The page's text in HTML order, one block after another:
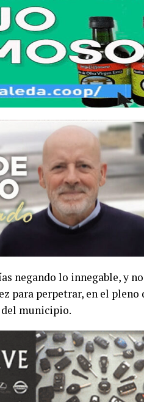
negando lo innegable, y
para perpetrar, en el
municipio.